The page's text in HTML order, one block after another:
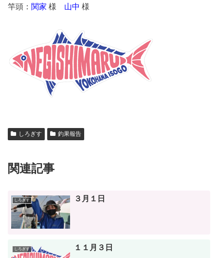
竿頭： 関家 様 山中 様
しろぎす 釣果報告
関連記事
しろぎす ３月１日
しろぎす １１月３日